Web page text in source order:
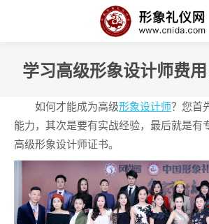
学习高级形象设计师费
如何才能成为高级形象设计师？您首
能力，其次是要有实战经验，最后就是有
高级形象设计师证书。